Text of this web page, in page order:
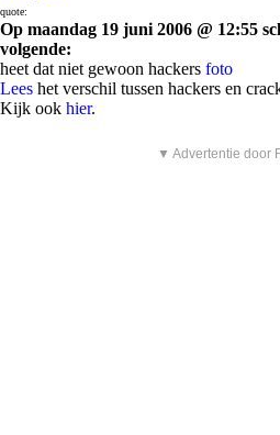
quote:
Op maandag 19 juni 2006 @ 12:55
volgende:
heet dat niet gewoon hackers foto
Lees het verschil tussen hackers en
Kijk ook hier.
▼ Advertentie door